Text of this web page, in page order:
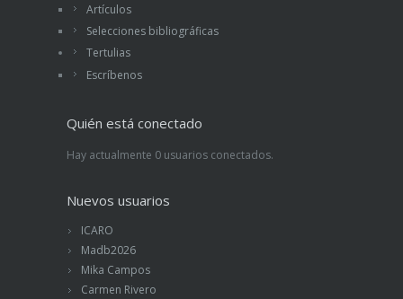
Artículos
Selecciones bibliográficas
Tertulias
Escríbenos
Quién está conectado
Hay actualmente 0 usuarios conectados.
Nuevos usuarios
ICARO
Madb2026
Mika Campos
Carmen Rivero